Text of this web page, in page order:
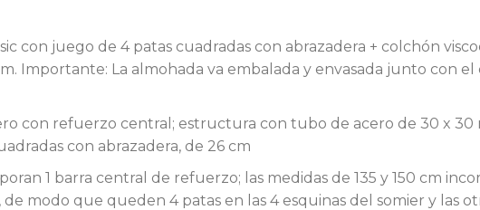
con juego de 4 patas cuadradas con abrazadera + colchón
Importante: La almohada va embalada y envasada junto con
con refuerzo central; estructura con tubo de acero de 30 x 30
con abrazadera, de 26 cm
1 barra central de refuerzo; las medidas de 135 y 150 cm
modo que queden 4 patas en las 4 esquinas del somier y las